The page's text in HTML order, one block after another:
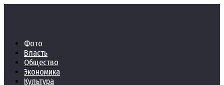
Фото
Власть
Общество
Экономика
Культура